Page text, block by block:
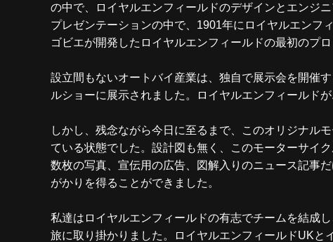
の中で、ロイヤルエンフィールドのデザインとエンジ
プレゼンテーションの中で、1901年にロイヤルエンフ
ゴビエが開発したロイヤルエンフィールドの最初のプ
設立間もないオートバイ産業は、独自で展示会を開催
ルショーに展示されました。ロイヤルエンフィールド
しかし、残念ながら今日に至るまで、このオリジナル
ている状態でした。設計図も無く、このモーターサイ
数枚の写真、宣伝用の広告、図解入りのニュース記事
がかりを得ることができました。
私達はロイヤルエンフィールドの有志でチームを結成
旅に取り掛かりました。ロイヤルエンフィールドUKと